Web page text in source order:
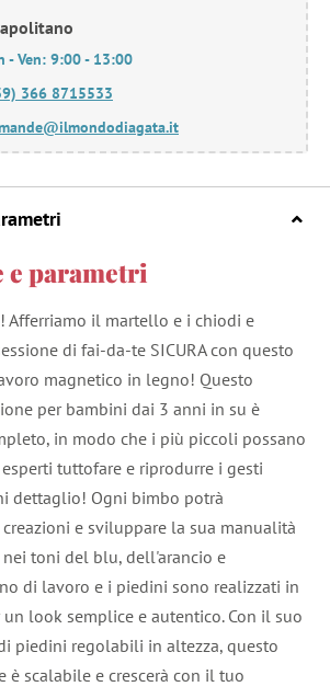
- Ven: 9:00 - 13:00
366 8715533
e parametri
Afferriamo il martello e i chiodi e
di fai-da-te SICURA con questo
magnetico in legno! Questo
per bambini dai 3 anni in su è
in modo che i più piccoli possano
tuttofare e riprodurre i gesti
dettaglio! Ogni bimbo potrà
e sviluppare la sua manualità
toni del blu, dell'arancio e
di lavoro e i piedini sono realizzati in
look semplice e autentico. Con il suo
piedini regolabili in altezza, questo
scalabile e crescerà con il tuo